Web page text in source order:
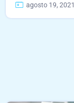
agosto 19, 2021